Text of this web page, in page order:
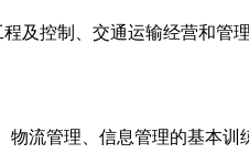
及控制、交通运输经营和管
流管理、信息管理的基本